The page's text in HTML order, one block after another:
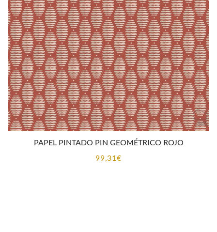
PAPEL PINTADO PIN GEOMÉTRICO ROJO
99,31€